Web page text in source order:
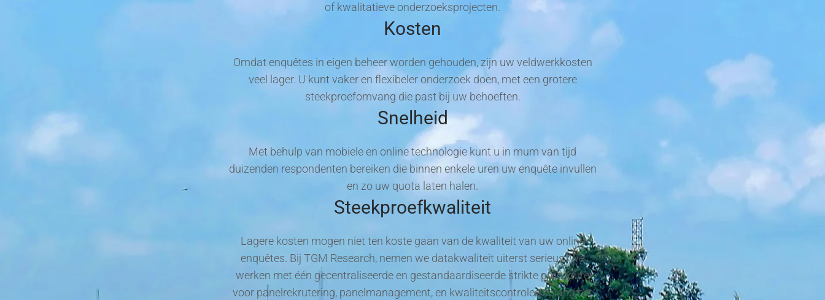
of kwalitatieve onderzoeksprojecten.
Kosten
Omdat enquêtes in eigen beheer worden gehouden, zijn uw veldwerkkosten
veel lager. U kunt vaker en flexibeler onderzoek doen, met een grotere
steekproefomvang die past bij uw behoeften.
Snelheid
Met behulp van mobiele en online technologie kunt u in mum van tijd
duizenden respondenten bereiken die binnen enkele uren uw enquête invullen
en zo uw quota laten halen.
Steekproefkwaliteit
Lagere kosten mogen niet ten koste gaan van de kwaliteit van uw online
enquêtes. Bij TGM Research, nemen we datakwaliteit uiterst serieus. We
werken met één gecentraliseerde en gestandaardiseerde strikte procedure
voor panelrekrutering, panelmanagement, en kwaliteitscontroles zolang het